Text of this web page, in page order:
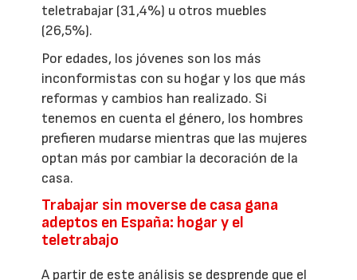
teletrabajar (31,4%) u otros muebles
(26,5%).
Por edades, los jóvenes son los más
inconformistas con su hogar y los que más
reformas y cambios han realizado. Si
tenemos en cuenta el género, los hombres
prefieren mudarse mientras que las mujeres
optan más por cambiar la decoración de la
casa.
Trabajar sin moverse de casa gana
adeptos en España: hogar y el
teletrabajo
A partir de este análisis se desprende que el